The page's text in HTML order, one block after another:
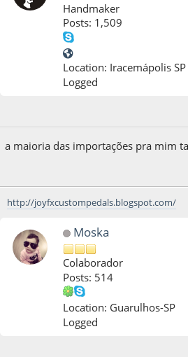
Handmaker
Posts: 1,509
Location: Iracemápolis SP
Logged
a maioria das importações pra mim
http://joyfxcustompedals.blogspot.com/
Moska
Colaborador
Posts: 514
Location: Guarulhos-SP
Logged